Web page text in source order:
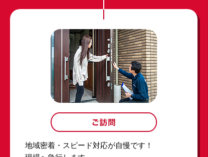
地域密着・スピード対応が自慢です！